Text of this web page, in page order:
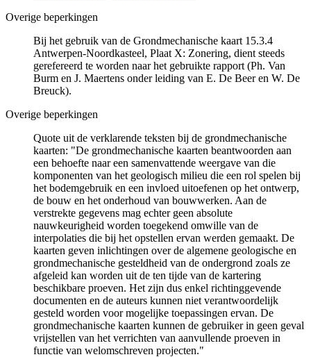
Overige beperkingen
Bij het gebruik van de Grondmechanische kaart 15.3.4
Antwerpen-Noordkasteel, Plaat X: Zonering, dient steeds
gerefereerd te worden naar het gebruikte rapport (Ph. Van
Burm en J. Maertens onder leiding van E. De Beer en W. De
Breuck).
Overige beperkingen
Quote uit de verklarende teksten bij de grondmechanische
kaarten: "De grondmechanische kaarten beantwoorden aan
een behoefte naar een samenvattende weergave van die
komponenten van het geologisch milieu die een rol spelen bij
het bodemgebruik en een invloed uitoefenen op het ontwerp,
de bouw en het onderhoud van bouwwerken. Aan de
verstrekte gegevens mag echter geen absolute
nauwkeurigheid worden toegekend omwille van de
interpolaties die bij het opstellen ervan werden gemaakt. De
kaarten geven inlichtingen over de algemene geologische en
grondmechanische gesteldheid van de ondergrond zoals ze
afgeleid kan worden uit de ten tijde van de kartering
beschikbare proeven. Het zijn dus enkel richtinggevende
documenten en de auteurs kunnen niet verantwoordelijk
gesteld worden voor mogelijke toepassingen ervan. De
grondmechanische kaarten kunnen de gebruiker in geen geval
vrijstellen van het verrichten van aanvullende proeven in
functie van welomschreven projecten."